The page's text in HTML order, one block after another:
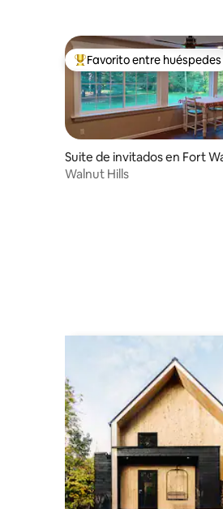
Favorito entre huéspedes
Favorito entre huéspedes
Suite de invitados en Fort
Walnut Hills